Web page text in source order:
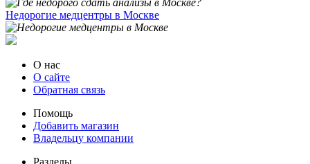
Недорогие медцентры в Москве
О нас
О сайте
Обратная связь
Помощь
Добавить магазин
Владельцу компании
Разделы